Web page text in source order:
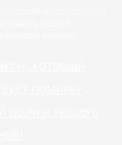
который
воли и нашего